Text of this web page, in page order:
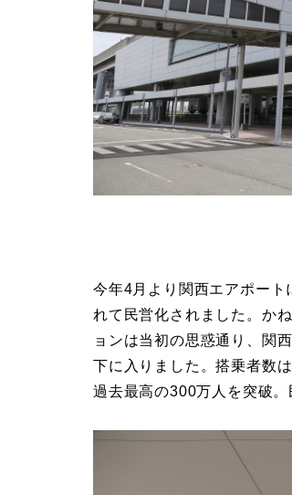
今年4月より関西エアポー
れて民営化されました。か
ョンは当初の思惑通り、関
下に入りました。搭乗者数
過去最高の300万人を突破